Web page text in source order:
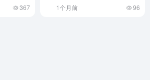
367 1个月前 96